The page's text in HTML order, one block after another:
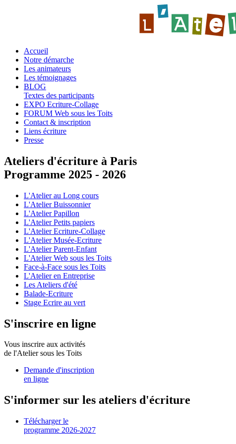
Accueil
Notre démarche
Les animateurs
Les témoignages
BLOG
Textes des participants
EXPO Ecriture-Collage
FORUM Web sous les Toits
Contact & inscription
Liens écriture
Presse
Ateliers d'écriture à Paris
Programme 2025 - 2026
L'Atelier au Long cours
L'Atelier Buissonnier
L'Atelier Papillon
L'Atelier Petits papiers
L'Atelier Ecriture-Collage
L'Atelier Musée-Ecriture
L'Atelier Parent-Enfant
L'Atelier Web sous les Toits
Face-à-Face sous les Toits
L'Atelier en Entreprise
Les Ateliers d'été
Balade-Ecriture
Stage Ecrire au vert
S'inscrire en ligne
Vous inscrire aux activités
de l'Atelier sous les Toits
Demande d'inscription
en ligne
S'informer sur les ateliers d'écriture
Télécharger le
programme 2026-2027